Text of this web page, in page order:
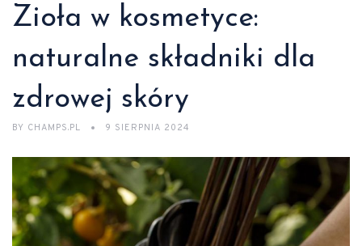
Zioła w kosmetyce:
naturalne składniki dla
zdrowej skóry
BY CHAMPS.PL 9 SIERPNIA 2024